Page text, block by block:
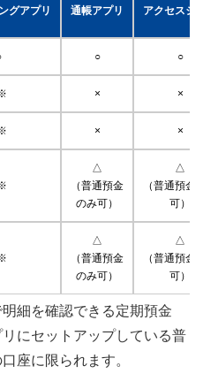
グアプリ 通帳アプリ アクセスジ
○ ○
× ×
× ×
△
（普通預金
のみ可）
△
（普通預金
可）
△
（普通預金
のみ可）
△
（普通預金
可）
細を確認できる定期預金
にセットアップしている普
座に限られます。